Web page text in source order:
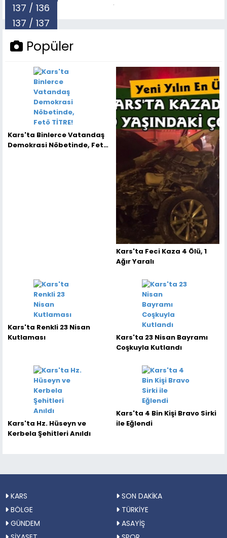
137 / 136
137 / 137
Popüler
Kars'ta Binlerce Vatandaş
Demokrasi Nöbetinde, Fetö
Kars'ta Feci Kaza 4 Ölü, 1
Ağır Yaralı
Kars'ta Renkli 23 Nisan
Kutlaması
Kars'ta 23 Nisan Bayramı
Coşkuyla Kutlandı
Kars'ta Hz. Hüseyn ve
Kerbela Şehitleri Anıldı
Kars'ta 4 Bin Kişi Bravo Sirki
ile Eğlendi
KARS
SON DAKİKA
BÖLGE
TÜRKİYE
GÜNDEM
ASAYİŞ